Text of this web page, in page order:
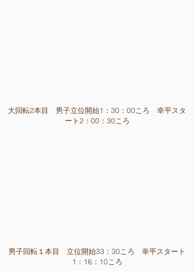
​大回転2本目 男子立位開始1：30 ：00ころ 幸平スタ
ート2：00：30ころ
男子回転１本目 立位開始33 ：30ころ 幸平スタート
1：16：10ころ